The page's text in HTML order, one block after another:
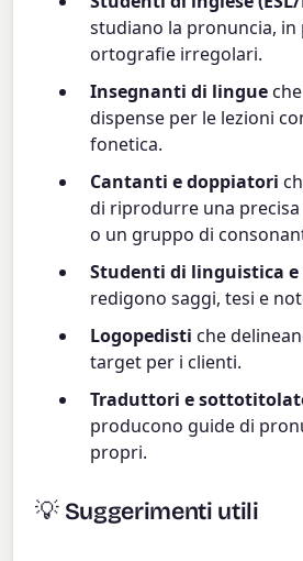
studiano la pronuncia,
ortografie irregolari.
Insegnanti di lingue
dispense per le lezioni
fonetica.
Cantanti e doppiatori
di riprodurre una precisa
o un gruppo di
Studenti di linguistica
redigono saggi, tesi e
Logopedisti che
target per i clienti.
Traduttori e
producono guide di
propri.
💡 Suggerimenti utili